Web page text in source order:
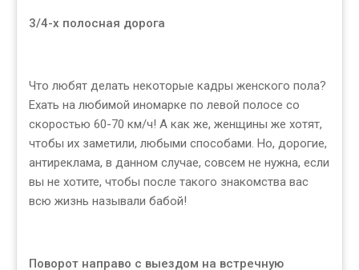
3/4-х полосная дорога
Что любят делать некоторые кадры женского пола?
Ехать на любимой иномарке по левой полосе со
скоростью 60-70 км/ч! А как же, женщины же хотят,
чтобы их заметили, любыми способами. Но, дорогие,
антиреклама, в данном случае, совсем не нужна, если
вы не хотите, чтобы после такого знакомства вас
всю жизнь называли бабой!
Поворот направо с выездом на встречную